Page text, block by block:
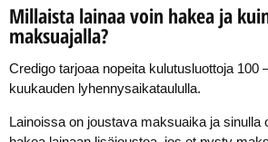
Millaista lainaa voin hakea ja
maksuajalla?
Credigo tarjoaa nopeita kulutusluottoja 100
kuukauden lyhennysaikataululla.
Lainoissa on joustava maksuaika ja sinulla